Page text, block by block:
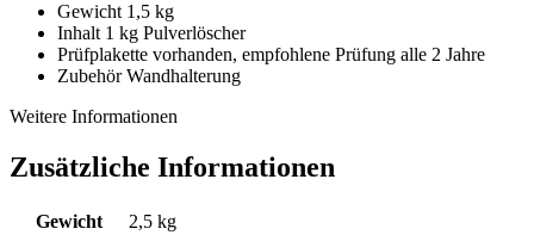
Gewicht 1,5 kg
Inhalt 1 kg Pulverlöscher
Prüfplakette vorhanden, empfohlene Prüfung alle 2 Jahre
Zubehör Wandhalterung
Weitere Informationen
Zusätzliche Informationen
Gewicht
2,5 kg